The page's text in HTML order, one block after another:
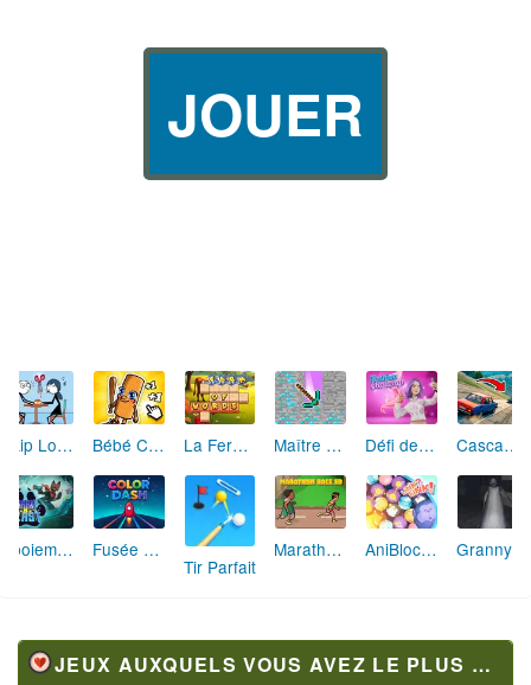
JOUER
Skip Love: L'Amour en Péril Bébé Clic Italien: La Folie des Petits Bambins La Ferme des Mots - Cultivez votre Vocabulaire Maître de la Destruction: Fusion de Pioches Défi de Mode: Star du Podium Cascades Folles 3D
Aboiement Stellaire : Aventure Canine Fusée Chromatique: La Course des Couleurs
Tir Parfait
Marathon Champion io AniBlocos: Connecte les Animaux Mignons!
JEUX AUXQUELS VOUS AVEZ LE PLUS JOUÉ